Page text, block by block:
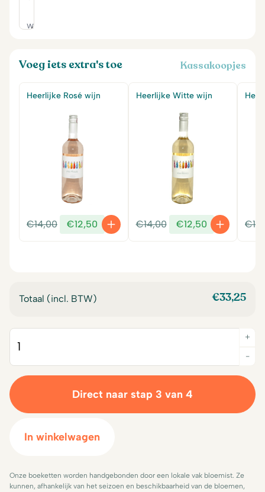
Voeg iets extra's toe Kassakoopjes
Heerlijke Rosé wijn
€14,00
Oorspronkelijke
prijs
€12,50
Huidige
prijs
Heerlijke Witte wijn
€14,00
Oorspronkelijke
prijs
€12,50
Huidige
prijs
€
Totaal (incl. BTW) €33,25
-
+
Direct naar stap 3 van 4
In winkelwagen
Onze boeketten worden handgebonden door een lokale vak bloemist. Ze
kunnen, afhankelijk van het seizoen en beschikbaarheid van de bloemen,